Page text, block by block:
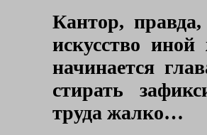
Кантор,
искусство
начинается
стирать
труда жалко…